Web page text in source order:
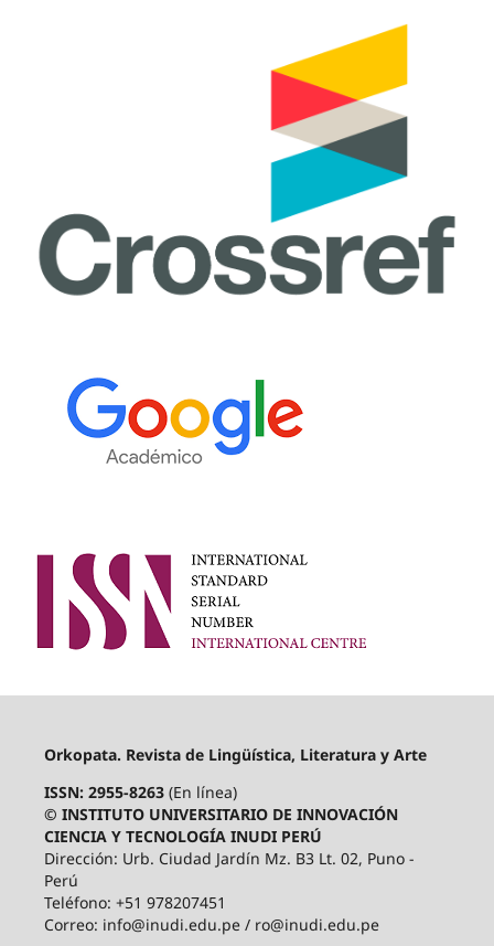
Orkopata. Revista de Lingüística, Literatura y Arte
ISSN: 2955-8263 (En línea)
© INSTITUTO UNIVERSITARIO DE INNOVACIÓN
CIENCIA Y TECNOLOGÍA INUDI PERÚ
Dirección: Urb. Ciudad Jardín Mz. B3 Lt. 02, Puno -
Perú
Teléfono: +51 978207451
Correo: info@inudi.edu.pe / ro@inudi.edu.pe